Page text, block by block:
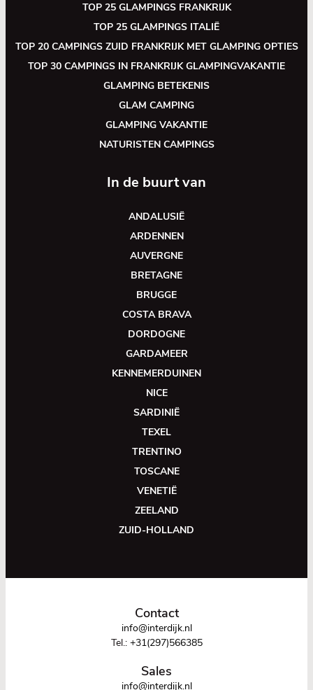
TOP 25 GLAMPINGS FRANKRIJK
TOP 25 GLAMPINGS ITALIË
TOP 20 CAMPINGS ZUID FRANKRIJK MET GLAMPING OPTIES
TOP 30 CAMPINGS IN FRANKRIJK GLAMPINGVAKANTIE
GLAMPING BETEKENIS
GLAM CAMPING
GLAMPING VAKANTIE
NATURISTEN CAMPINGS
In de buurt van
ANDALUSIË
ARDENNEN
AUVERGNE
BRETAGNE
BRUGGE
COSTA BRAVA
DORDOGNE
GARDAMEER
KENNEMERDUINEN
NICE
SARDINIË
TEXEL
TRENTINO
TOSCANE
VENETIË
ZEELAND
ZUID-HOLLAND
Contact
info@interdijk.nl
Tel.: +31(297)566385
Sales
info@interdijk.nl